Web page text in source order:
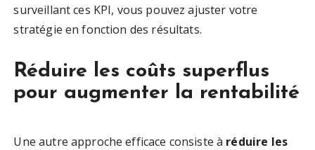
surveillant ces KPI, vous pouvez ajuster votre
stratégie en fonction des résultats.
Réduire les coûts superflus
pour augmenter la rentabilité
Une autre approche efficace consiste à réduire les